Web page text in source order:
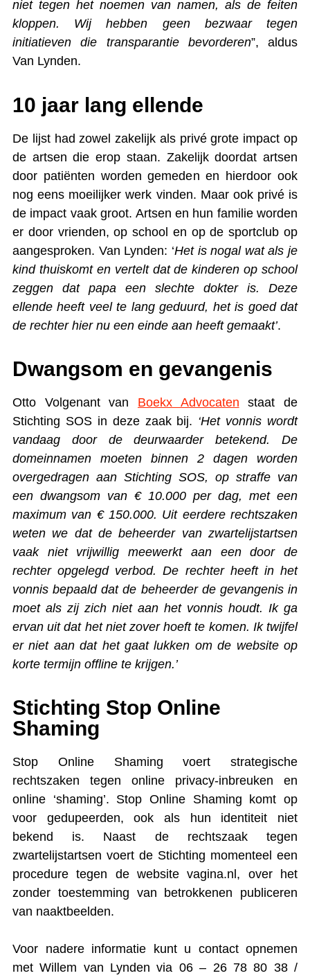
niet tegen het noemen van namen, als de feiten
kloppen. Wij hebben geen bezwaar tegen
initiatieven die transparantie bevorderen”, aldus
Van Lynden.
10 jaar lang ellende
De lijst had zowel zakelijk als privé grote impact op
de artsen die erop staan. Zakelijk doordat artsen
door patiënten worden gemeden en hierdoor ook
nog eens moeilijker werk vinden. Maar ook privé is
de impact vaak groot. Artsen en hun familie worden
er door vrienden, op school en op de sportclub op
aangesproken. Van Lynden: ‘Het is nogal wat als je
kind thuiskomt en vertelt dat de kinderen op school
zeggen dat papa een slechte dokter is. Deze
ellende heeft veel te lang geduurd, het is goed dat
de rechter hier nu een einde aan heeft gemaakt’.
Dwangsom en gevangenis
Otto Volgenant van Boekx Advocaten staat de
Stichting SOS in deze zaak bij. ‘Het vonnis wordt
vandaag door de deurwaarder betekend. De
domeinnamen moeten binnen 2 dagen worden
overgedragen aan Stichting SOS, op straffe van
een dwangsom van € 10.000 per dag, met een
maximum van € 150.000. Uit eerdere rechtszaken
weten we dat de beheerder van zwartelijstartsen
vaak niet vrijwillig meewerkt aan een door de
rechter opgelegd verbod. De rechter heeft in het
vonnis bepaald dat de beheerder de gevangenis in
moet als zij zich niet aan het vonnis houdt. Ik ga
ervan uit dat het niet zover hoeft te komen. Ik twijfel
er niet aan dat het gaat lukken om de website op
korte termijn offline te krijgen.’
Stichting Stop Online
Shaming
Stop Online Shaming voert strategische
rechtszaken tegen online privacy-inbreuken en
online ‘shaming’. Stop Online Shaming komt op
voor gedupeerden, ook als hun identiteit niet
bekend is. Naast de rechtszaak tegen
zwartelijstartsen voert de Stichting momenteel een
procedure tegen de website vagina.nl, over het
zonder toestemming van betrokkenen publiceren
van naaktbeelden.
Voor nadere informatie kunt u contact opnemen
met Willem van Lynden via 06 – 26 78 80 38 /